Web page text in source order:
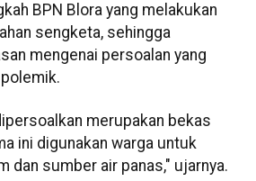
BPN Blora yang melakukan
sengketa, sehingga
mengenai persoalan yang
merupakan bekas
ini digunakan warga untuk
dan sumber air panas," ujarnya.